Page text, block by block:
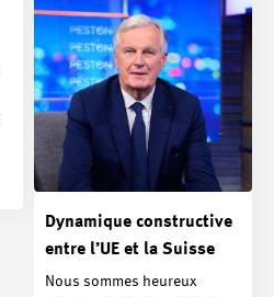
Dynamique constructive
entre l’UE et la Suisse
Nous sommes heureux